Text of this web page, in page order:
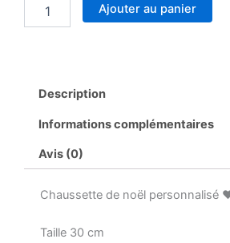
Ajouter au panier
Description
Informations complémentaires
Avis (0)
Chaussette de noël personnalisé
Taille 30 cm